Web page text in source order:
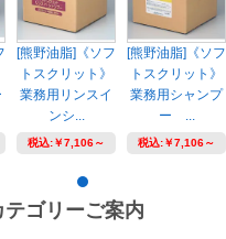
[熊野油脂]《ソフ
トスクリット》
業務用リンスイ
ンシ...
税込:￥7,106～
[熊野油脂]《ソフ
トスクリット》
業務用シャンプ
ー ...
税込:￥7,106～
ゴリーご案内